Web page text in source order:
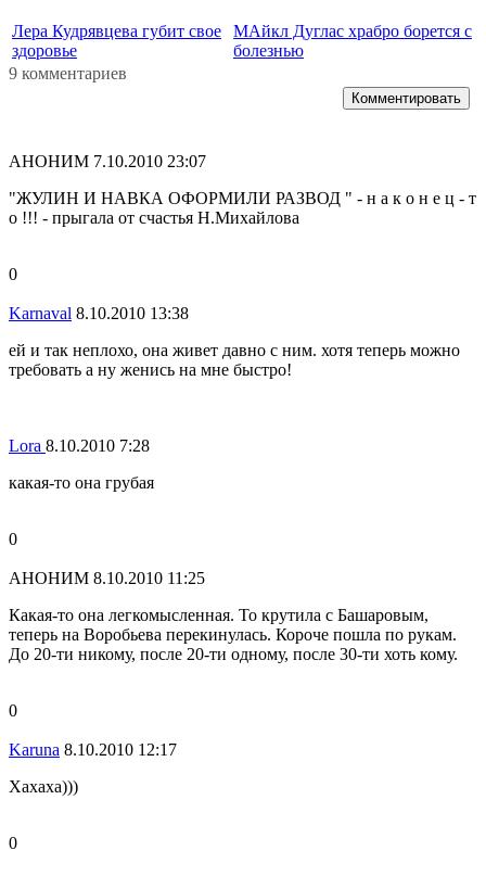
Лера Кудрявцева губит свое
здоровье
МАйкл Дуглас храбро борется с
болезнью
9 комментариев
Комментировать
АНОНИМ 7.10.2010 23:07
"ЖУЛИН И НАВКА ОФОРМИЛИ РАЗВОД " - н а к о н е ц - т
о !!! - прыгала от счастья Н.Михайлова
0
Karnaval 8.10.2010 13:38
ей и так неплохо, она живет давно с ним. хотя теперь можно
требовать а ну женись на мне быстро!
Lora 8.10.2010 7:28
какая-то она грубая
0
АНОНИМ 8.10.2010 11:25
Какая-то она легкомысленная. То крутила с Башаровым,
теперь на Воробьева перекинулась. Короче пошла по рукам.
До 20-ти никому, после 20-ти одному, после 30-ти хоть кому.
0
Karuna 8.10.2010 12:17
Хахаха)))
0